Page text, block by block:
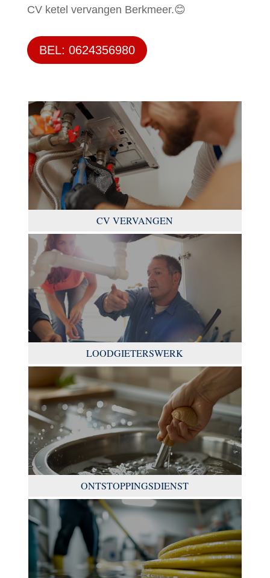
CV ketel vervangen Berkmeer.😊
BEL: 0624356980
CV VERVANGEN
LOODGIETERSWERK
ONTSTOPPINGSDIENST